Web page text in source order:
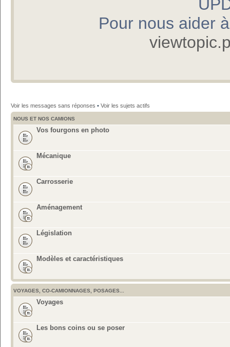
Pour nous aider
Voir les messages sans réponses • Voir les sujets actifs
NOUS ET NOS CAMIONS
Vos fourgons en photo
Mécanique
Carrosserie
Aménagement
Législation
Modèles et caractéristiques
VOYAGES, CO-CAMIONNAGES, POSAGES...
Voyages
Les bons coins ou se poser